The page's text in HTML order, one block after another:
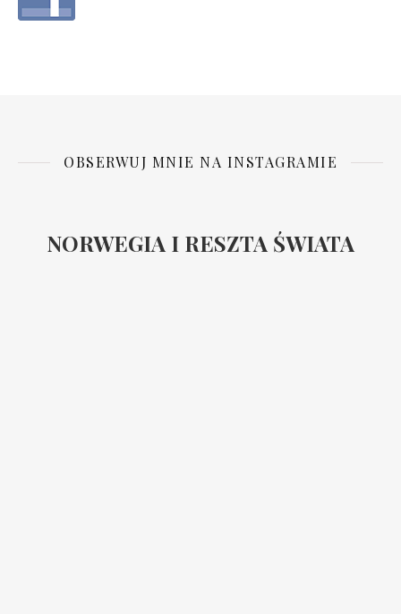
OBSERWUJ MNIE NA INSTAGRAMIE
NORWEGIA I RESZTA ŚWIATA